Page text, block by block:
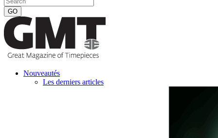
Nouveautés
Les derniers articles